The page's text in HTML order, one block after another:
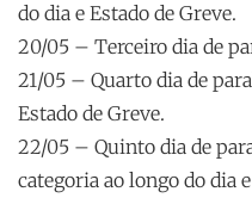
do dia e Estado de Greve.
20/05 – Terceiro dia de
21/05 – Quarto dia de
Estado de Greve.
22/05 – Quinto dia de
categoria ao longo do dia